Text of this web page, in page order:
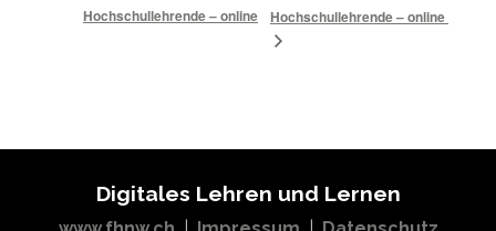
Hochschullehrende – online
Hochschullehrende – online
Digitales Lehren und Lernen